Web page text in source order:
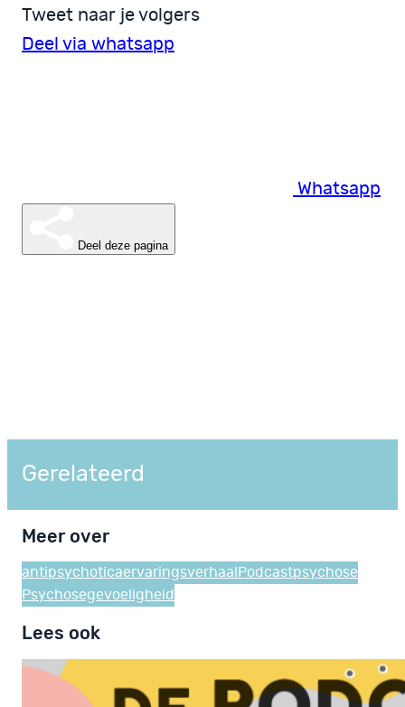
Tweet naar je volgers
Deel via whatsapp
Whatsapp
Deel deze pagina
Gerelateerd
Meer over
antipsychoticaervaringsverhaal Podcastpsychose
Psychosegevoeligheid
Lees ook